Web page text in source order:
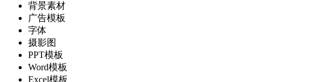
背景素材
广告模板
字体
摄影图
PPT模板
Word模板
Excel模板